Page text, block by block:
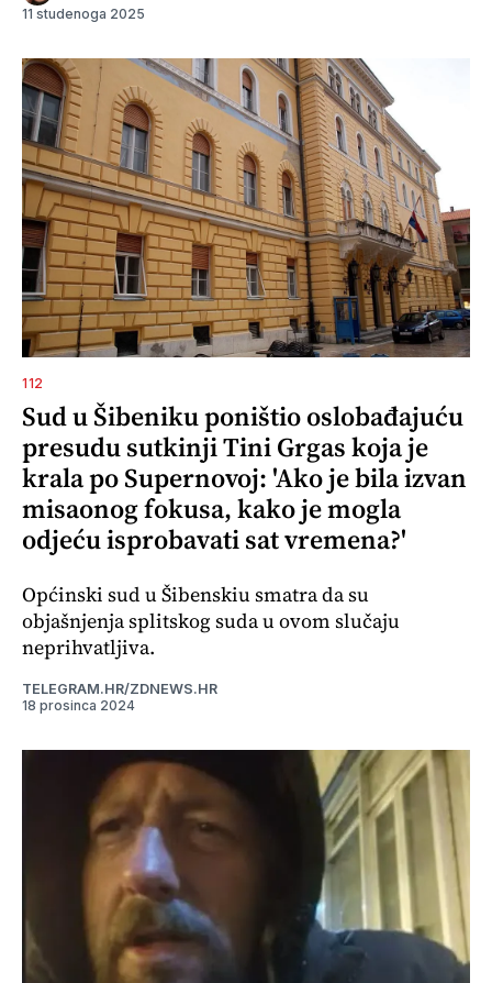
11 studenoga 2025
112
Sud u Šibeniku poništio oslobađajuću
presudu sutkinji Tini Grgas koja je
krala po Supernovoj: 'Ako je bila izvan
misaonog fokusa, kako je mogla
odjeću isprobavati sat vremena?'
Općinski sud u Šibenskiu smatra da su
objašnjenja splitskog suda u ovom slučaju
neprihvatljiva.
TELEGRAM.HR/ZDNEWS.HR
18 prosinca 2024